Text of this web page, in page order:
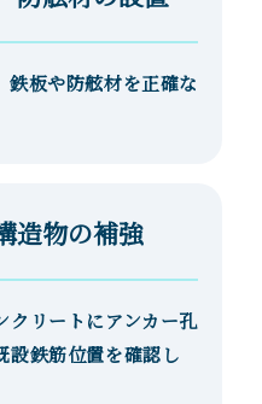
鉄板や防舷材を正確な
造物の補強
クリートにアンカー孔
設鉄筋位置を確認し